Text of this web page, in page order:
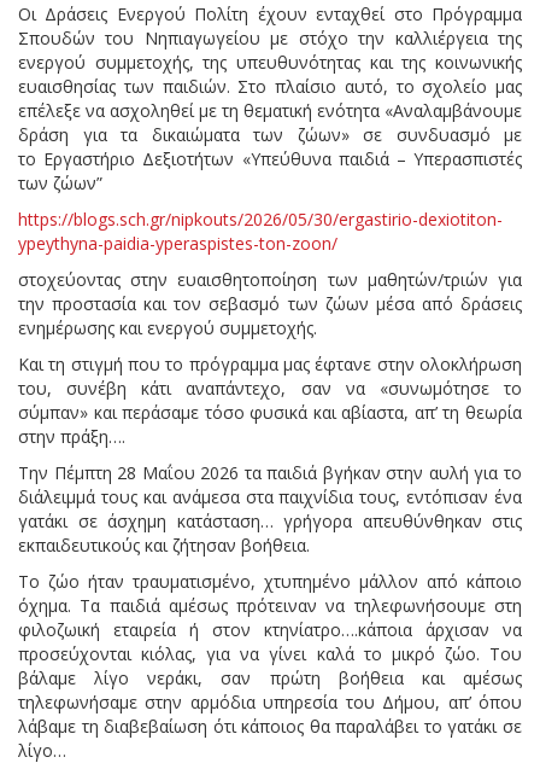
Οι Δράσεις Ενεργού Πολίτη έχουν ενταχθεί στο Πρόγραμμα
Σπουδών του Νηπιαγωγείου με στόχο την καλλιέργεια της
ενεργού συμμετοχής, της υπευθυνότητας και της κοινωνικής
ευαισθησίας των παιδιών. Στο πλαίσιο αυτό, το σχολείο μας
επέλεξε να ασχοληθεί με τη θεματική ενότητα «Αναλαμβάνουμε
δράση για τα δικαιώματα των ζώων» σε συνδυασμό με
το Εργαστήριο Δεξιοτήτων «Υπεύθυνα παιδιά – Υπερασπιστές
των ζώων”
https://blogs.sch.gr/nipkouts/2026/05/30/ergastirio-dexiotiton-
ypeythyna-paidia-yperaspistes-ton-zoon/
στοχεύοντας στην ευαισθητοποίηση των μαθητών/τριών για
την προστασία και τον σεβασμό των ζώων μέσα από δράσεις
ενημέρωσης και ενεργού συμμετοχής.
Και τη στιγμή που το πρόγραμμα μας έφτανε στην ολοκλήρωση
του, συνέβη κάτι αναπάντεχο, σαν να «συνωμότησε το
σύμπαν» και περάσαμε τόσο φυσικά και αβίαστα, απ’ τη θεωρία
στην πράξη….
Την Πέμπτη 28 Μαΐου 2026 τα παιδιά βγήκαν στην αυλή για το
διάλειμμά τους και ανάμεσα στα παιχνίδια τους, εντόπισαν ένα
γατάκι σε άσχημη κατάσταση… γρήγορα απευθύνθηκαν στις
εκπαιδευτικούς και ζήτησαν βοήθεια.
Το ζώο ήταν τραυματισμένο, χτυπημένο μάλλον από κάποιο
όχημα. Τα παιδιά αμέσως πρότειναν να τηλεφωνήσουμε στη
φιλοζωική εταιρεία ή στον κτηνίατρο….κάποια άρχισαν να
προσεύχονται κιόλας, για να γίνει καλά το μικρό ζώο. Του
βάλαμε λίγο νεράκι, σαν πρώτη βοήθεια και αμέσως
τηλεφωνήσαμε στην αρμόδια υπηρεσία του Δήμου, απ’ όπου
λάβαμε τη διαβεβαίωση ότι κάποιος θα παραλάβει το γατάκι σε
λίγο…